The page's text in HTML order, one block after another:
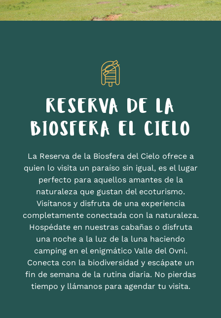
RESERVA DE LA
BIOSFERA EL CIELO
La Reserva de la Biosfera del Cielo ofrece a
quien lo visita un paraíso sin igual, es el lugar
perfecto para aquellos amantes de la
naturaleza que gustan del ecoturismo.
Visítanos y disfruta de una experiencia
completamente conectada con la naturaleza.
Hospédate en nuestras cabañas o disfruta
una noche a la luz de la luna haciendo
camping en el enigmático Valle del Ovni.
Conecta con la biodiversidad y escápate un
fin de semana de la rutina diaria. No pierdas
tiempo y llámanos para agendar tu visita.